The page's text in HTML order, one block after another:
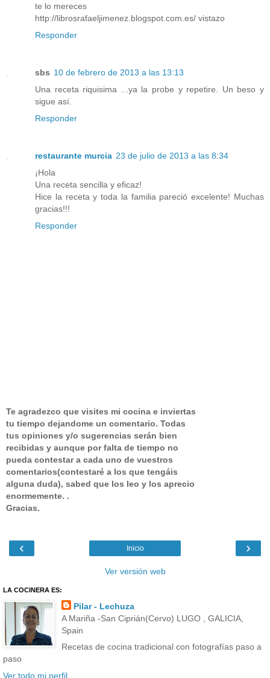
te lo mereces
http://librosrafaeljimenez.blogspot.com.es/ vistazo
Responder
sbs 10 de febrero de 2013 a las 13:13
Una receta riquisima ...ya la probe y repetire. Un beso y
sigue así.
Responder
restaurante murcia 23 de julio de 2013 a las 8:34
¡Hola
Una receta sencilla y eficaz!
Hice la receta y toda la familia pareció excelente! Muchas
gracias!!!
Responder
Te agradezco que visites mi cocina e inviertas
tu tiempo dejandome un comentario. Todas
tus opiniones y/o sugerencias serán bien
recibidas y aunque por falta de tiempo no
pueda contestar a cada uno de vuestros
comentarios(contestaré a los que tengáis
alguna duda), sabed que los leo y los aprecio
enormemente. .
Gracias.
‹ ›
Inicio
Ver versión web
LA COCINERA ES:
Pilar - Lechuza
A Mariña -San Ciprián(Cervo) LUGO , GALICIA,
Spain
Recetas de cocina tradicional con fotografías paso a
paso
Ver todo mi perfil